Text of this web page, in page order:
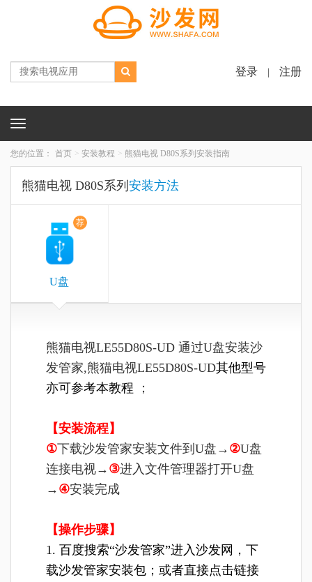
登录 注册
Toggle
您的位置： 首页 安装教程 熊猫电视 D80S系列安装指南
熊猫电视 D80S系列 安装方法
荐
U盘
熊猫电视LE55D80S-UD 通过U盘安装沙
发管家,熊猫电视LE55D80S-UD其他型号
亦可参考本教程
；
【安装流程】
①下载沙发管家安装文件到U盘→ ②U盘
连接电视→ ③进入文件管理器打开U盘
→ ④安装完成
【操作步骤】
1. 百度搜索“沙发管家”进入沙发网，下
载沙发管家安装包；或者直接点击链接